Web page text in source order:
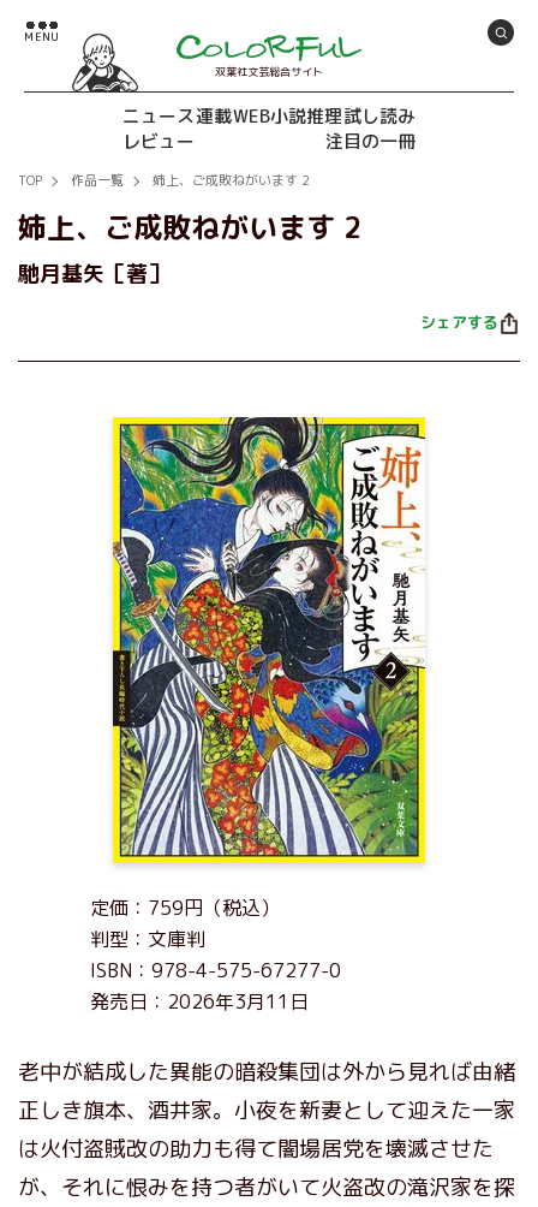
双葉社文芸総合サイト
ニュース連載WEB小説推理試し読み
レビュー
注目の一冊
TOP 作品一覧 姉上、ご成敗ねがいます 2
姉上、ご成敗ねがいます 2
馳月基矢［著］
シェアする
定価：759円（税込）
判型：文庫判
ISBN：978-4-575-67277-0
発売日：2026年3月11日
老中が結成した異能の暗殺集団は外から見れば由緒
正しき旗本、酒井家。小夜を新妻として迎えた一家
は火付盗賊改の助力も得て闇場居党を壊滅させた
が、それに恨みを持つ者がいて火盗改の滝沢家を探